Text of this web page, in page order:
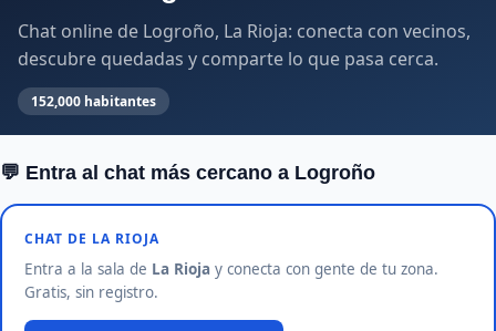
Chat online de Logroño, La Rioja: conecta con vecinos,
descubre quedadas y comparte lo que pasa cerca.
152,000 habitantes
💬 Entra al chat más cercano a Logroño
CHAT DE LA RIOJA
Entra a la sala de La Rioja y conecta con gente de tu zona.
Gratis, sin registro.